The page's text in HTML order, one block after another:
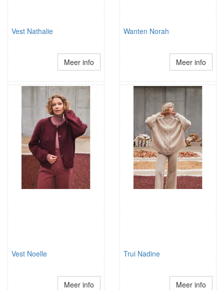
Vest Nathalie
Meer info
Wanten Norah
Meer info
Vest Noelle
Meer info
Trui Nadine
Meer info